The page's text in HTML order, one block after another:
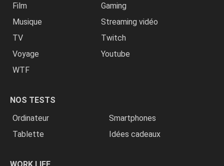
Film
Gaming
Musique
Streaming vidéo
TV
Twitch
Voyage
Youtube
WTF
NOS TESTS
Ordinateur
Smartphones
Tablette
Idées cadeaux